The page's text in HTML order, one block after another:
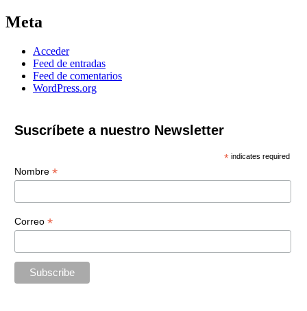
Meta
Acceder
Feed de entradas
Feed de comentarios
WordPress.org
Suscríbete a nuestro Newsletter
* indicates required
Nombre *
Correo *